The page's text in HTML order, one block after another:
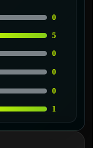
0
5
0
0
0
1